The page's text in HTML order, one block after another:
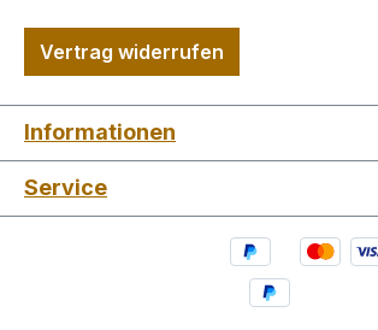
Vertrag widerrufen
Informationen
Service